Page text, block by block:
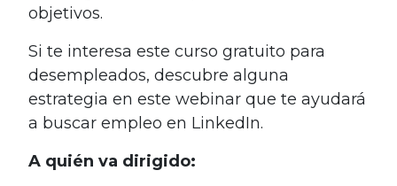
objetivos.
Si te interesa este curso gratuito para
desempleados, descubre alguna
estrategia en este webinar que te ayudará
a buscar empleo en LinkedIn.
A quién va dirigido: